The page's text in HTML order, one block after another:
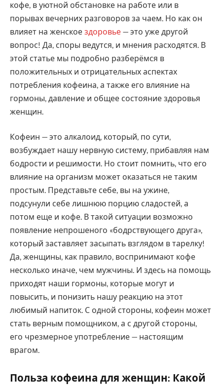
кофе, в уютной обстановке на работе или в
порывах вечерних разговоров за чаем. Но как он
влияет на женское здоровье — это уже другой
вопрос! Да, споры ведутся, и мнения расходятся. В
этой статье мы подробно разберёмся в
положительных и отрицательных аспектах
потребления кофеина, а также его влияние на
гормоны, давление и общее состояние здоровья
женщин.
Кофеин — это алкалоид, который, по сути,
возбуждает нашу нервную систему, прибавляя нам
бодрости и решимости. Но стоит помнить, что его
влияние на организм может оказаться не таким
простым. Представьте себе, вы на ужине,
подсунули себе лишнюю порцию сладостей, а
потом еще и кофе. В такой ситуации возможно
появление непрошеного «бодрствующего друга»,
который заставляет засыпать взглядом в тарелку!
Да, женщины, как правило, воспринимают кофе
несколько иначе, чем мужчины. И здесь на помощь
приходят наши гормоны, которые могут и
повысить, и понизить нашу реакцию на этот
любимый напиток. С одной стороны, кофеин может
стать верным помощником, а с другой стороны,
его чрезмерное употребление — настоящим
врагом.
Польза кофеина для женщин: Какой